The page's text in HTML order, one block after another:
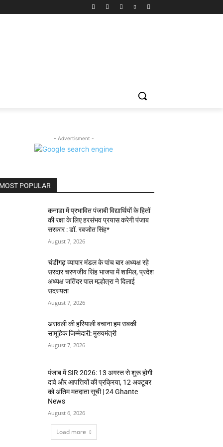
- Advertisment -
MOST POPULAR
कनाडा में प्रभावित पंजाबी विद्यार्थियों के हितों
की रक्षा के लिए हरसंभव प्रयास करेगी पंजाब
सरकार : डॉ. रवजोत सिंह*
August 7, 2026
चंडीगढ़ व्यापार मंडल के पांच बार अध्यक्ष रहे
सरदार चरणजीव सिंह भाजपा में शामिल, प्रदेश
अध्यक्ष जतिंदर पाल मल्होत्रा ने दिलाई
सदस्यता
August 7, 2026
अरावली की हरियाली बचाना हम सबकी
सामूहिक जिम्मेदारी: मुख्यमंत्री
August 7, 2026
पंजाब में SIR 2026: 13 अगस्त से शुरू होगी
दावे और आपत्तियों की प्रक्रिया, 12 अक्टूबर
को अंतिम मतदाता सूची | 24 Ghante
News
August 6, 2026
Load more